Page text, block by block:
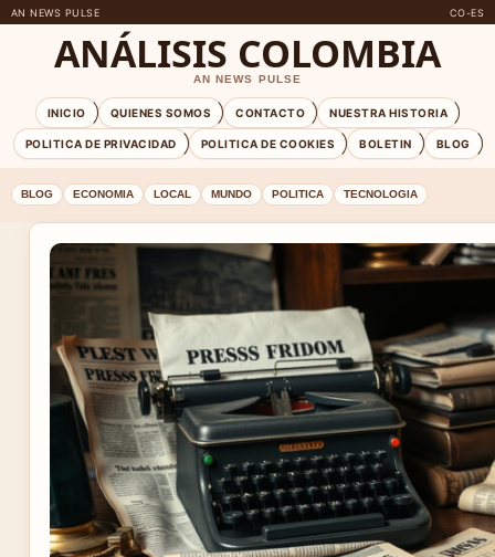
AN NEWS PULSE CO-ES
ANÁLISIS COLOMBIA
AN NEWS PULSE
INICIO QUIENES SOMOS CONTACTO NUESTRA HISTORIA
POLITICA DE PRIVACIDAD POLITICA DE COOKIES BOLETIN BLOG
BLOG ECONOMIA LOCAL MUNDO POLITICA TECNOLOGIA